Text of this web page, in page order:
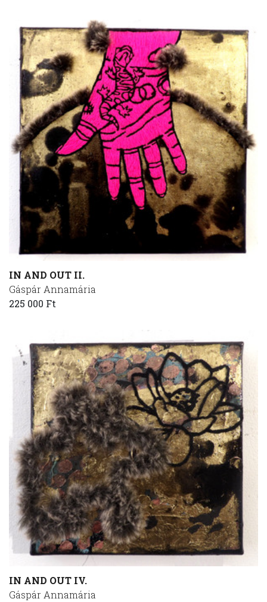
IN AND OUT II.
Gáspár Annamária
225 000 Ft
IN AND OUT IV.
Gáspár Annamária